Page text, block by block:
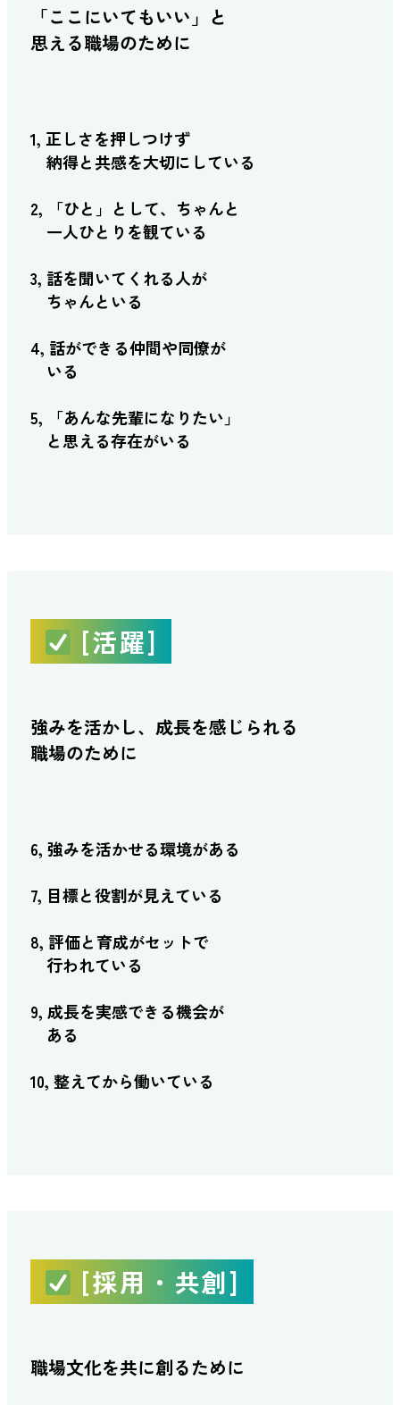
「ここにいてもいい」と
思える職場のために
1, 正しさを押しつけず
納得と共感を大切にしている
2, 「ひと」として、ちゃんと
一人ひとりを観ている
3, 話を聞いてくれる人が
ちゃんといる
4, 話ができる仲間や同僚が
いる
5, 「あんな先輩になりたい」
と思える存在がいる
[活躍]
強みを活かし、成長を感じられる
職場のために
6, 強みを活かせる環境がある
7, 目標と役割が見えている
8, 評価と育成がセットで
行われている
9, 成長を実感できる機会が
ある
10, 整えてから働いている
[採用・共創]
職場文化を共に創るために